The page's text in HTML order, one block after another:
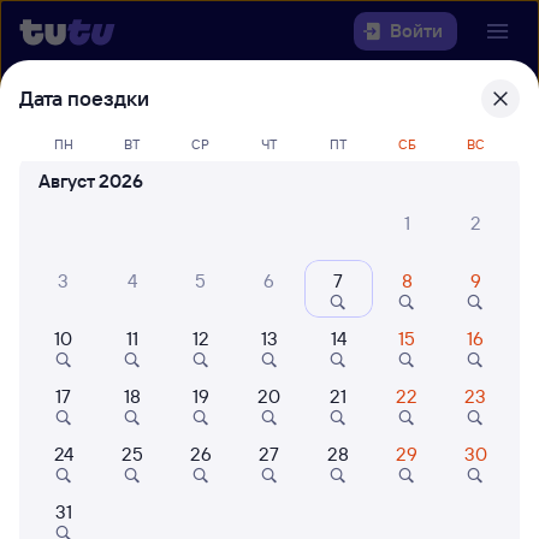
Войти
Выберите день, чтобы найти
билеты Набережные Челны —
Сириус (Олимпийский Парк)
42 млн путешествуют с
Дата поездки
ПН ВТ СР ЧТ ПТ СБ ВС
Август 2026
1
2
3 4 5 6 7 8 9
10 11 12 13 14 15 16
17 18 19 20 21 22 23
24 25 26 27 28 29 30
31